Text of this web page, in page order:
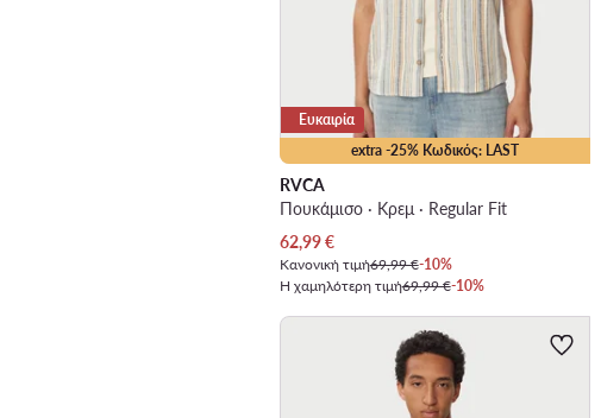
extra -25% Κωδικός: LAST
Ευκαιρία
RVCA
Πουκάμισο · Κρεμ · Regular Fit
Τρέχουσα τιμή
62,99€
Κανονική τιμή69,99 €-10%
Η χαμηλότερη τιμή69,99 €-10%